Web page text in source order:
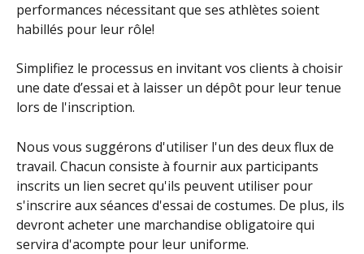
performances nécessitant que ses athlètes soient
habillés pour leur rôle!
Simplifiez le processus en invitant vos clients à choisir
une date d’essai et à laisser un dépôt pour leur tenue
lors de l'inscription.
Nous vous suggérons d'utiliser l'un des deux flux de
travail. Chacun consiste à fournir aux participants
inscrits un lien secret qu'ils peuvent utiliser pour
s'inscrire aux séances d'essai de costumes. De plus, ils
devront acheter une marchandise obligatoire qui
servira d'acompte pour leur uniforme.